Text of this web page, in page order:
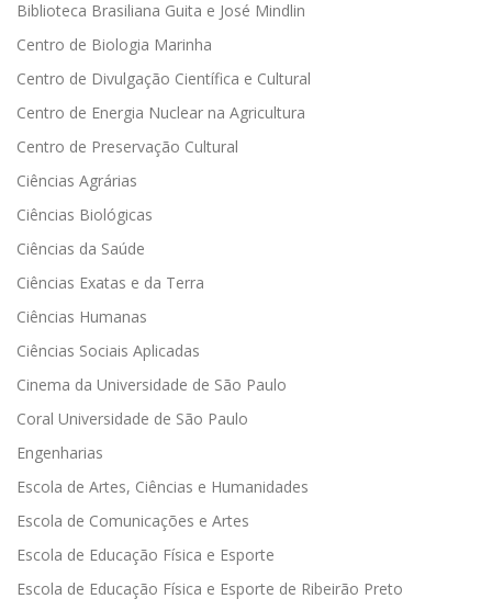
Biblioteca Brasiliana Guita e José Mindlin
Centro de Biologia Marinha
Centro de Divulgação Científica e Cultural
Centro de Energia Nuclear na Agricultura
Centro de Preservação Cultural
Ciências Agrárias
Ciências Biológicas
Ciências da Saúde
Ciências Exatas e da Terra
Ciências Humanas
Ciências Sociais Aplicadas
Cinema da Universidade de São Paulo
Coral Universidade de São Paulo
Engenharias
Escola de Artes, Ciências e Humanidades
Escola de Comunicações e Artes
Escola de Educação Física e Esporte
Escola de Educação Física e Esporte de Ribeirão Preto